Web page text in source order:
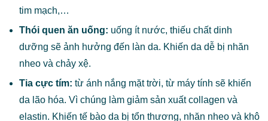
tim mạch,…
Thói quen ăn uống: uống ít nước, thiếu chất dinh
dưỡng sẽ ảnh hưởng đến làn da. Khiến da dễ bị nhăn
nheo và chảy xệ.
Tia cực tím: từ ánh nắng mặt trời, từ máy tính sẽ khiến
da lão hóa. Vì chúng làm giảm sản xuất collagen và
elastin. Khiến tế bào da bị tổn thương, nhăn nheo và khô